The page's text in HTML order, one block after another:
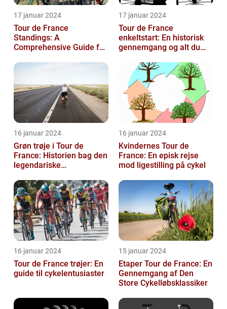
17 januar 2024
Tour de France
Standings: A
Comprehensive Guide for
Enthusiasts
17 januar 2024
Tour de France
enkeltstart: En historisk
gennemgang og alt du
16 januar 2024
Grøn trøje i Tour de
France: Historien bag den
legendariske
16 januar 2024
Kvindernes Tour de
France: En episk rejse
mod ligestilling på cykel
16 januar 2024
Tour de France trøjer: En
guide til cykelentusiaster
15 januar 2024
Etaper Tour de France: En
Gennemgang af Den
Store Cykelløbsklassiker